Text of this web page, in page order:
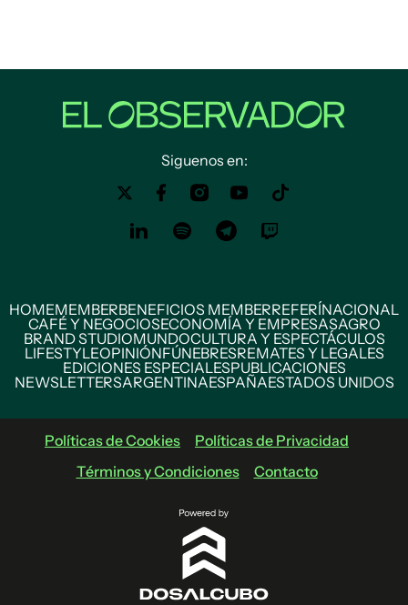
Siguenos en:
HOMEMEMBERBENEFICIOS MEMBERREFERÍNACIONAL
CAFÉ Y NEGOCIOSECONOMÍA Y EMPRESASAGRO
BRAND STUDIOMUNDOCULTURA Y ESPECTÁCULOS
LIFESTYLEOPINIÓNFÚNEBRESREMATES Y LEGALES
EDICIONES ESPECIALESPUBLICACIONES
NEWSLETTERSARGENTINAESPAÑAESTADOS UNIDOS
Políticas de Cookies
Políticas de Privacidad
Términos y Condiciones
Contacto